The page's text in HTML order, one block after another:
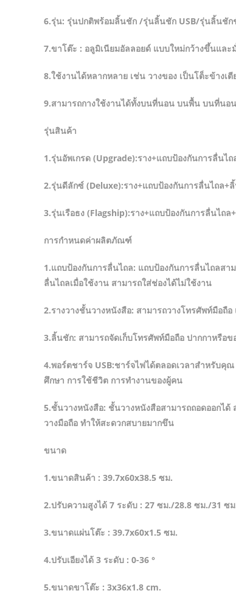
6.รุ่น: รุ่นปกติพร้อมลิ้นชัก /รุ่นลิ้นชัก USB/รุ่นลิ้นชัก
7.ขาโต๊ะ : อลูมิเนียมอัลลอยด์ แบบใหม่กว้างขึ้นและ
8.ใช้งานได้หลากหลาย เช่น วางของ เป็นโต็ะข้างเ
9.สามารถกางใช้งานได้ทั้งบนที่นอน บนพื้น บนที่นอ
รุ่นสินค้า
1.รุ่นอัพเกรด (Upgrade):ราง+แถบป้องกันการลื่นไ
2.รุ่นดีลักซ์ (Deluxe):ราง+แถบป้องกันการลื่นไถล+
3.รุ่นเรือธง (Flagship):ราง+แถบป้องกันการลื่นไถ
การกำหนดค่าผลิตภัณฑ์
1.แถบป้องกันการลื่นไถล: แถบป้องกันการลื่นไถลส
ลื่นไถลเมื่อใช้งาน สามารถใส่ช่องได้ไม่ใช้งาน
2.รางวางชั้นวางหนังสือ: สามารถวางโทรศัพท์มือ
3.ลิ้นชัก: สามารถจัดเก็บโทรศัพท์มือถือ ปากกาหรือข
4.พอร์ตชาร์จ USB:ชาร์จไฟได้ตลอดเวลาสำหรับคุ
ศึกษา การใช้ชีวิต การทำงานของผู้คน
5.ชั้นวางหนังสือ: ชั้นวางหนังสือสามารถถอดออกไ
วางมือถือ ทำให้สะดวกสบายมากขึน
ขนาด
1.ขนาดสินค้า : 39.7x60x38.5 ซม.
2.ปรับความสูงได้ 7 ระดับ : 27 ซม./28.8 ซม./31
3.ขนาดแผ่นโต๊ะ : 39.7x60x1.5 ซม.
4.ปรับเอียงได้ 3 ระดับ : 0-36 °
5.ขนาดขาโต๊ะ : 3x36x1.8 cm.